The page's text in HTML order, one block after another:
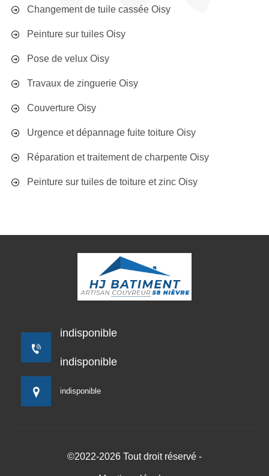
Changement de tuile cassée Oisy
Peinture sur tuiles Oisy
Pose de velux Oisy
Travaux de zinguerie Oisy
Couverture Oisy
Urgence et dépannage fuite toiture Oisy
Réparation et traitement de charpente Oisy
Peinture sur tuiles de toiture et zinc Oisy
indisponible
indisponible
indisponible
©2022-2026 Tout droit réservé -